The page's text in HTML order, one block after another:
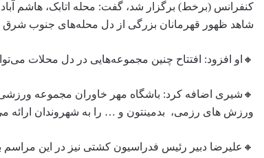
کنفرانس (برخط) برگزار شد، گفت: محله اتابک، هاشم
شاهد ظهور قهرمانان بزرگی از دل محله‌های جنوب شرق
🔸او افزود: افتتاح چنین مجموعه‌هایی در دل محلات
🔸شیری اضافه کرد: باشگاه مهر خاوران مجموعه
ورزش های رزمی، بدمینتون و … را به شهروندان ارائه